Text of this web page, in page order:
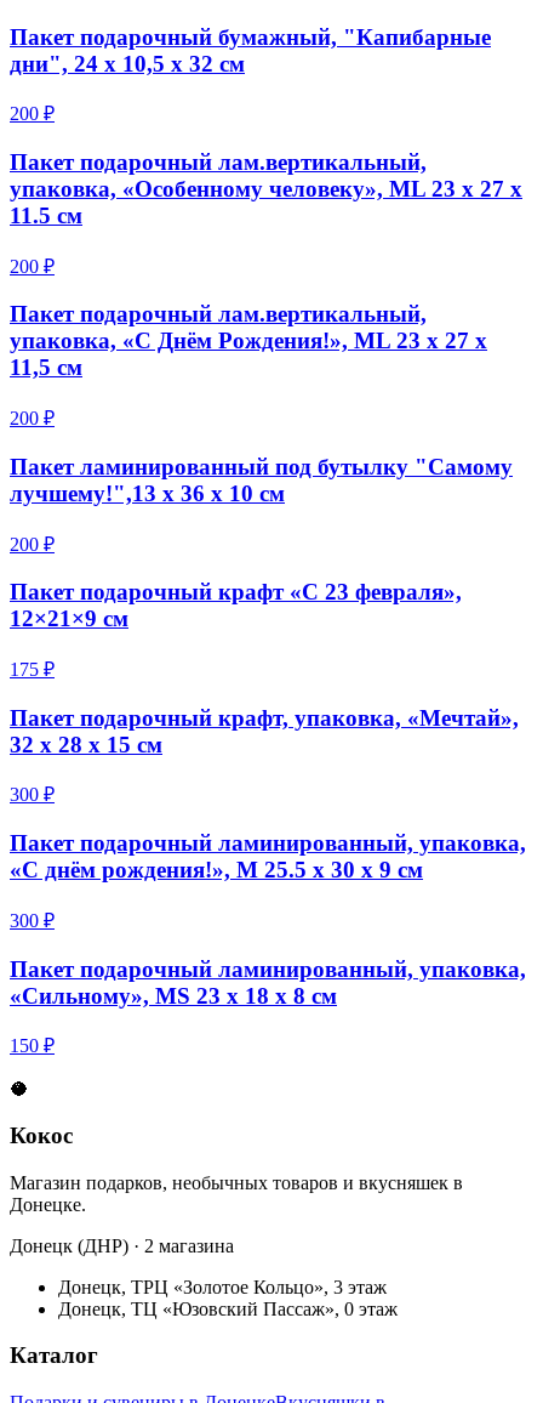
Пакет подарочный бумажный, "Капибарные
дни", 24 х 10,5 х 32 см
200 ₽
Пакет подарочный лам.вертикальный,
упаковка, «Особенному человеку», ML 23 х 27 х
11.5 см
200 ₽
Пакет подарочный лам.вертикальный,
упаковка, «С Днём Рождения!», ML 23 х 27 х
11,5 см
200 ₽
Пакет ламинированный под бутылку "Самому
лучшему!",13 х 36 х 10 см
200 ₽
Пакет подарочный крафт «С 23 февраля»,
12×21×9 см
175 ₽
Пакет подарочный крафт, упаковка, «Мечтай»,
32 х 28 х 15 см
300 ₽
Пакет подарочный ламинированный, упаковка,
«С днём рождения!», M 25.5 х 30 х 9 см
300 ₽
Пакет подарочный ламинированный, упаковка,
«Сильному», MS 23 х 18 х 8 см
150 ₽
🥥
Кокос
Магазин подарков, необычных товаров и вкусняшек в
Донецке.
Донецк (ДНР) · 2 магазина
Донецк, ТРЦ «Золотое Кольцо», 3 этаж
Донецк, ТЦ «Юзовский Пассаж», 0 этаж
Каталог